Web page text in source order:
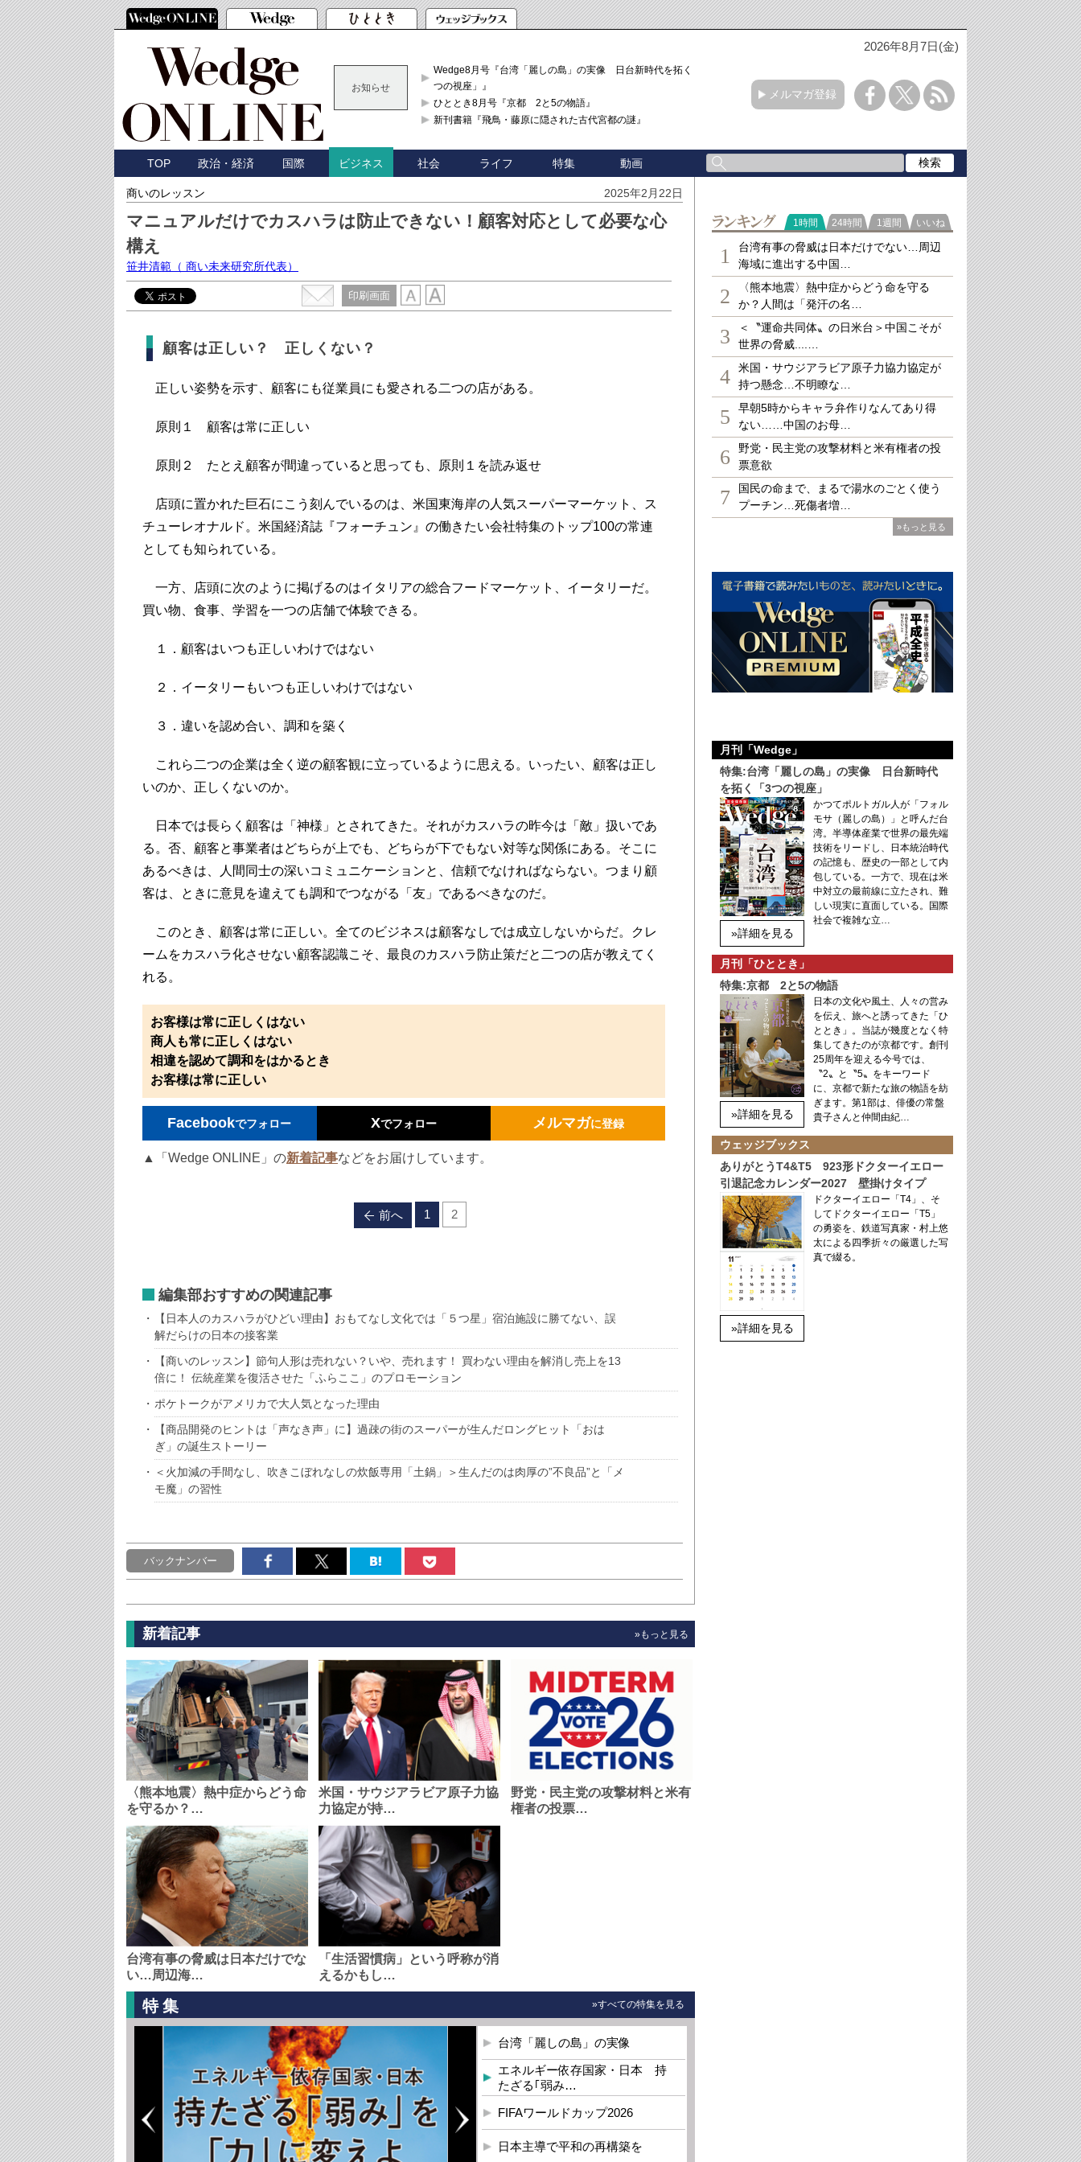
2026年8月7日(金)
お知らせ
Wedge8月号『台湾「麗しの島」の実像 日台新時代を拓く「3
つの視座」』
ひととき8月号『京都 2と5の物語』
新刊書籍『飛鳥・藤原に隠された古代宮都の謎』
メルマガ登録
TOP 政治・経済 国際 ビジネス 社会 ライフ 特集 動画
商いのレッスン 2025年2月22日
マニュアルだけでカスハラは防止できない！顧客対応として必要な心
構え
笹井清範 （ 商い未来研究所代表）
印刷画面
顧客は正しい？ 正しくない？
正しい姿勢を示す、顧客にも従業員にも愛される二つの店がある。
原則１ 顧客は常に正しい
原則２ たとえ顧客が間違っていると思っても、原則１を読み返せ
店頭に置かれた巨石にこう刻んでいるのは、米国東海岸の人気スーパーマーケット、ス
チューレオナルド。米国経済誌『フォーチュン』の働きたい会社特集のトップ100の常連
としても知られている。
一方、店頭に次のように掲げるのはイタリアの総合フードマーケット、イータリーだ。
買い物、食事、学習を一つの店舗で体験できる。
１．顧客はいつも正しいわけではない
２．イータリーもいつも正しいわけではない
３．違いを認め合い、調和を築く
これら二つの企業は全く逆の顧客観に立っているように思える。いったい、顧客は正し
いのか、正しくないのか。
日本では長らく顧客は「神様」とされてきた。それがカスハラの昨今は「敵」扱いであ
る。否、顧客と事業者はどちらが上でも、どちらが下でもない対等な関係にある。そこに
あるべきは、人間同士の深いコミュニケーションと、信頼でなければならない。つまり顧
客は、ときに意見を違えても調和でつながる「友」であるべきなのだ。
このとき、顧客は常に正しい。全てのビジネスは顧客なしでは成立しないからだ。クレ
ームをカスハラ化させない顧客認識こそ、最良のカスハラ防止策だと二つの店が教えてく
れる。
お客様は​常に正しくはない
商人も常に正しくはない
相違を認めて調和をはかるとき
お客様は常に正しい
Facebookでフォロー Xでフォロー メルマガに登録
▲「Wedge ONLINE」の新着記事などをお届けしています。
前へ 1 2
編集部おすすめの関連記事
【日本人のカスハラがひどい理由】おもてなし文化では「５つ星」宿泊施設に勝てない、誤
解だらけの日本の接客業
【商いのレッスン】節句人形は売れない？いや、売れます！ 買わない理由を解消し売上を13
倍に！ 伝統産業を復活させた「ふらここ」のプロモーション
ポケトークがアメリカで大人気となった理由
【商品開発のヒントは「声なき声」に】過疎の街のスーパーが生んだロングヒット「おは
ぎ」の誕生ストーリー
＜火加減の手間なし、吹きこぼれなしの炊飯専用「土鍋」＞生んだのは肉厚の”不良品”と「メ
モ魔」の習性
バックナンバー
新着記事 »もっと見る
〈熊本地震〉熱中症からどう命
を守るか？…
米国・サウジアラビア原子力協
力協定が持…
野党・民主党の攻撃材料と米有
権者の投票…
台湾有事の脅威は日本だけでな
い…周辺海…
「生活習慣病」という呼称が消
えるかもし…
特集 »すべての特集を見る
台湾「麗しの島」の実像
エネルギー依存国家・日本 持
たざる｢弱み…
FIFAワールドカップ2026
日本主導で平和の再構築を
ランキング
1時間 24時間 1週間 いいね
1
台湾有事の脅威は日本だけでない…周辺
海域に進出する中国…
2
〈熊本地震〉熱中症からどう命を守る
か？人間は「発汗の名…
3
＜〝運命共同体〟の日米台＞中国こそが
世界の脅威....…
4
米国・サウジアラビア原子力協力協定が
持つ懸念…不明瞭な…
5
早朝5時からキャラ弁作りなんてあり得
ない……中国のお母…
6
野党・民主党の攻撃材料と米有権者の投
票意欲
7
国民の命まで、まるで湯水のごとく使う
プーチン…死傷者増…
»もっと見る
月刊「Wedge」
特集:台湾「麗しの島」の実像 日台新時代
を拓く「3つの視座」
»詳細を見る
かつてポルトガル人が「フォル
モサ（麗しの島）」と呼んだ台
湾。半導体産業で世界の最先端
技術をリードし、日本統治時代
の記憶も、歴史の一部として内
包している。一方で、現在は米
中対立の最前線に立たされ、難
しい現実に直面している。国際
社会で複雑な立…
月刊「ひととき」
特集:京都 2と5の物語
»詳細を見る
日本の文化や風土、人々の営み
を伝え、旅へと誘ってきた「ひ
ととき」。当誌が幾度となく特
集してきたのが京都です。創刊
25周年を迎える今号では、
〝2〟と〝5〟をキーワード
に、京都で新たな旅の物語を紡
ぎます。第1部は、俳優の常盤
貴子さんと仲間由紀…
ウェッジブックス
ありがとうT4&T5 923形ドクターイエロー
引退記念カレンダー2027 壁掛けタイプ
»詳細を見る
ドクターイエロー「T4」、そ
してドクターイエロー「T5」
の勇姿を、鉄道写真家・村上悠
太による四季折々の厳選した写
真で綴る。